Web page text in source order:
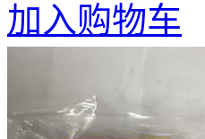
加入购物车